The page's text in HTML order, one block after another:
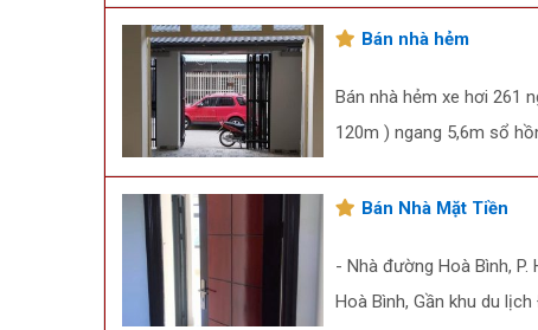
Bán nhà hẻm
Bán nhà hẻm xe hơi 261
120m ) ngang 5,6m sổ
Bán Nhà Mặt Tiền
- Nhà đường Hoà Bình, P.
Hoà Bình, Gần khu du